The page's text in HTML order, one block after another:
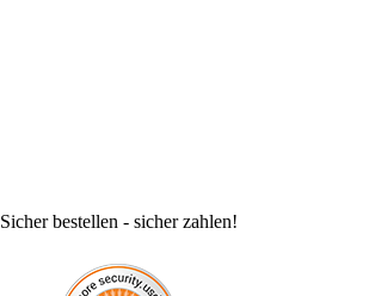
Sicher bestellen - sicher zahlen!